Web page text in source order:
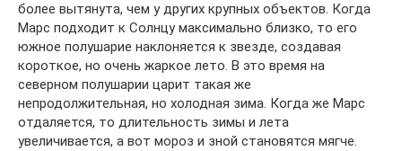
более вытянута, чем у других крупных объектов. Когда
Марс подходит к Солнцу максимально близко, то его
южное полушарие наклоняется к звезде, создавая
короткое, но очень жаркое лето. В это время на
северном полушарии царит такая же
непродолжительная, но холодная зима. Когда же Марс
отдаляется, то длительность зимы и лета
увеличивается, а вот мороз и зной становятся мягче.